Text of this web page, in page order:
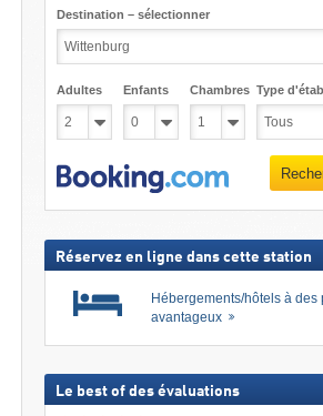
Destination – sélectionner
Adultes Enfants Chambres Type
Réservez en ligne dans cette station
Hébergements/hôtels à des
avantageux
Le best of des évaluations